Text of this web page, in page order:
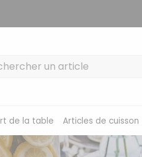
de la table Articles de cuisson